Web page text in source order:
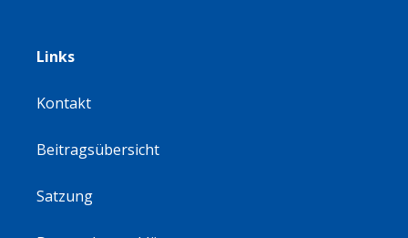
Links
Kontakt
Beitragsübersicht
Satzung